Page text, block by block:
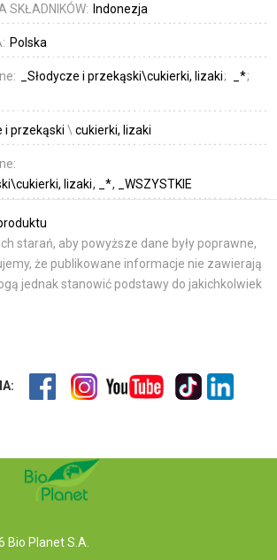
SKŁADNIKÓW: Indonezja
Polska
_Słodycze i przekąski\cukierki, lizaki
_*
i przekąski \ cukierki, lizaki
lizaki
_* _WSZYSTKIE
starań, aby powyższe dane były poprawne,
że publikowane informacje nie zawierają
jednak stanowić podstawy do jakichkolwiek
Planet S.A.